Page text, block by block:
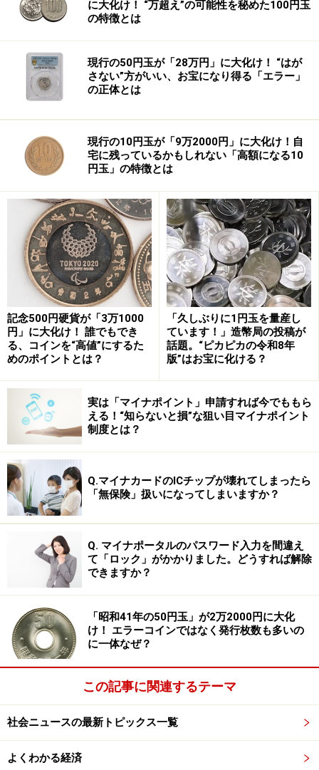
ないように資金支援をするケースがありますが、銀行が
資金を調達する金利が実質ゼロであれば、ほとんど負担
なく支援できてしまうのです。もし、銀行が３％の金利
で資金調達を行う時には、企業に資金支援を行うには銀
行は３％の利子を負担する必要があり支援は難しくなり
ます。
確かに、ゼロ金利政策を取っているので、破綻すべき企
業が再生の見込みもないままに生き延びて、不況債権の
本格的処理を遅らせている
という面があることは否定で
きません。構造改革派の専門家の中には、金利を３－
４％に引き上げて、倒産寸前の企業は倒産させて、速や
かに市場から退場させて、構造改革を行うべきだと主張
もあります。
★ キーワード★
ゼロ金利政策
超短期の銀行間の資金の貸借りの金利を実質ゼロに近づ
ける政策です。銀行間の貸借りの市場はコール市場と呼
ばれ、超短期とは、期間が翌日までの期間の短いもので
オーバーナイト物と呼ばれます。
※記事内容は執筆時点のものです。最新の内容をご確認くださ
い。
に大化け！ “万超え”の可能性を秘めた100円玉
の特徴とは
現行の50円玉が「28万円」に大化け！ “はが
さない”方がいい、お宝になり得る「エラー」
の正体とは
現行の10円玉が「9万2000円」に大化け！自
宅に残っているかもしれない「高額になる10
円玉」の特徴とは
記念500円硬貨が「3万1000
円」に大化け！ 誰でもでき
る、コインを“高値”にするた
めのポイントとは？
「久しぶりに1円玉を量産し
ています！」造幣局の投稿が
話題。“ピカピカの令和8年
版”はお宝に化ける？
実は「マイナポイント」申請すれば今でももら
える！“知らないと損”な狙い目マイナポイント
制度とは？
Q.マイナカードのICチップが壊れてしまったら
「無保険」扱いになってしまいますか？
Q. マイナポータルのパスワード入力を間違え
て「ロック」がかかりました。どうすれば解除
できますか？
「昭和41年の50円玉」が2万2000円に大化
け！ エラーコインではなく発行枚数も多いの
に一体なぜ？
この記事に関連するテーマ
社会ニュースの最新トピックス一覧
よくわかる経済